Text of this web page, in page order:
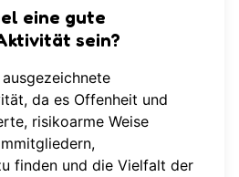
eine gute
sein?
da es Offenheit und
risikoarme Weise
finden und die Vielfalt der